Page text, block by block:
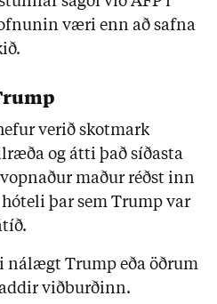
væri enn að safna
verið skotmark
og átti það síðasta
maður réðst inn
þar sem Trump var
nálægt Trump eða öðrum
viðburðinn.